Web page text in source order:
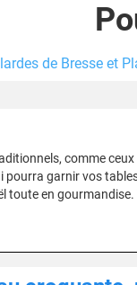
de Bresse et
comme
pourra garnir vos
toute en